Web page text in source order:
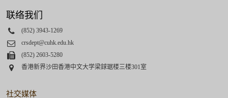
联络我们
Phone
(852) 3943-1269
Email
crsdept@cuhk.edu.hk
Fax(852) 2603-5280
Address
香港新界沙田香港中文大学梁銶琚楼三楼301室
社交媒体